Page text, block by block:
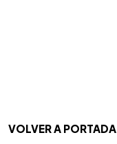
VOLVER A PORTADA